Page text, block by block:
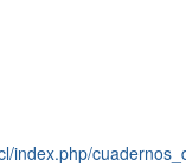
index.php/